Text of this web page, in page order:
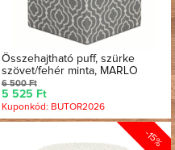
Összehajtható puff, szürke
szövet/fehér minta, MARLO
6 500 Ft
5 525 Ft
Kuponkód: BUTOR2026
-15%